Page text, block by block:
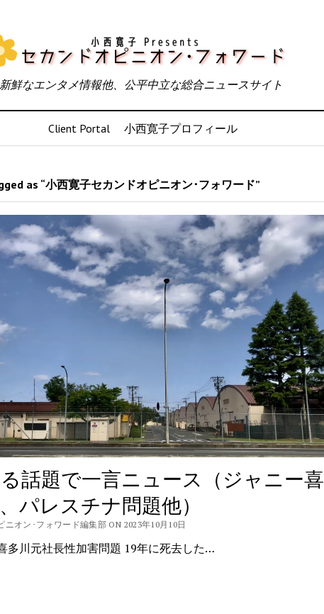
新鮮なエンタメ情報他、公平中立な総合ニュースサイト
Client Portal 小西寛子プロフィール
as “小西寛子セカンドオピニオン･フォワード”
話題で一言ニュース（ジャニー喜
パレスチナ問題他）
ニオン･フォワード編集部 ON 2023年10月10日
多川元社長性加害問題 19年に死去した…